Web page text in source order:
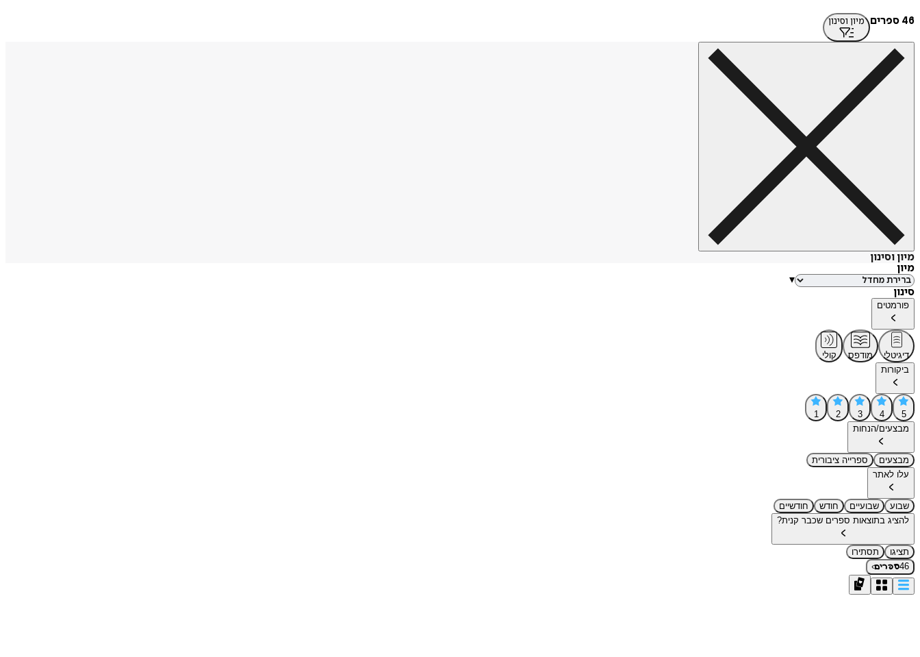
46 ספרים מיון וסינון
מיון וסינון
מיון
▾
סינון
פורמטים
דיגיטלי מודפס
קולי
ביקורות
5
4
3
2
1
מבצעים/הנחות
מבצעים
ספרייה ציבורית
עלו לאתר
שבוע שבועיים חודש
חודשיים
להציג בתוצאות ספרים שכבר קנית?
תציגו
תסתירו
46ספרים›